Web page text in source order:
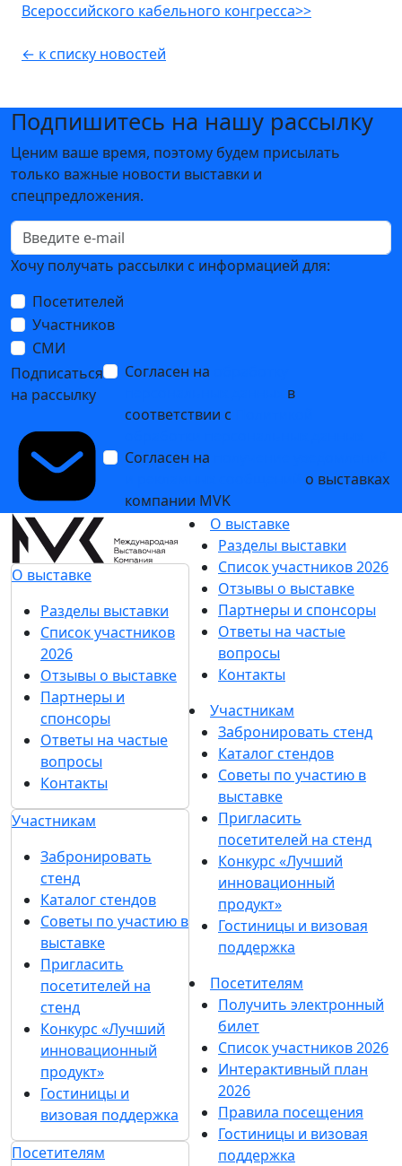
Всероссийского кабельного конгресса>>
← к списку новостей
Подпишитесь на нашу рассылку
Ценим ваше время, поэтому будем присылать
только важные новости выставки и
спецпредложения.
Хочу получать рассылки с информацией для:
Посетителей
Участников
СМИ
Подписаться
на рассылку
Согласен на
в
соответствии с
Согласен на
о выставках
компании MVK
О выставке
Разделы выставки
Список участников
2026
Отзывы о выставке
Партнеры и
спонсоры
Ответы на частые
вопросы
Контакты
Участникам
Забронировать
стенд
Каталог стендов
Советы по участию в
выставке
Пригласить
посетителей на
стенд
Конкурс «Лучший
инновационный
продукт»
Гостиницы и
визовая поддержка
Посетителям
О выставке
Разделы выставки
Список участников 2026
Отзывы о выставке
Партнеры и спонсоры
Ответы на частые
вопросы
Контакты
Участникам
Забронировать стенд
Каталог стендов
Советы по участию в
выставке
Пригласить
посетителей на стенд
Конкурс «Лучший
инновационный
продукт»
Гостиницы и визовая
поддержка
Посетителям
Получить электронный
билет
Список участников 2026
Интерактивный план
2026
Правила посещения
Гостиницы и визовая
поддержка